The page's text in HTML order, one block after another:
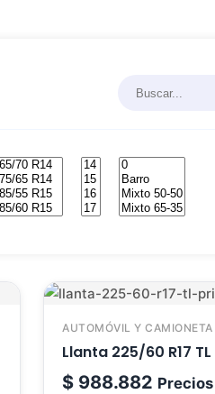
AUTOMÓVIL Y CAMIONETA
Llanta 225/60 R17 TL
$ 988.882